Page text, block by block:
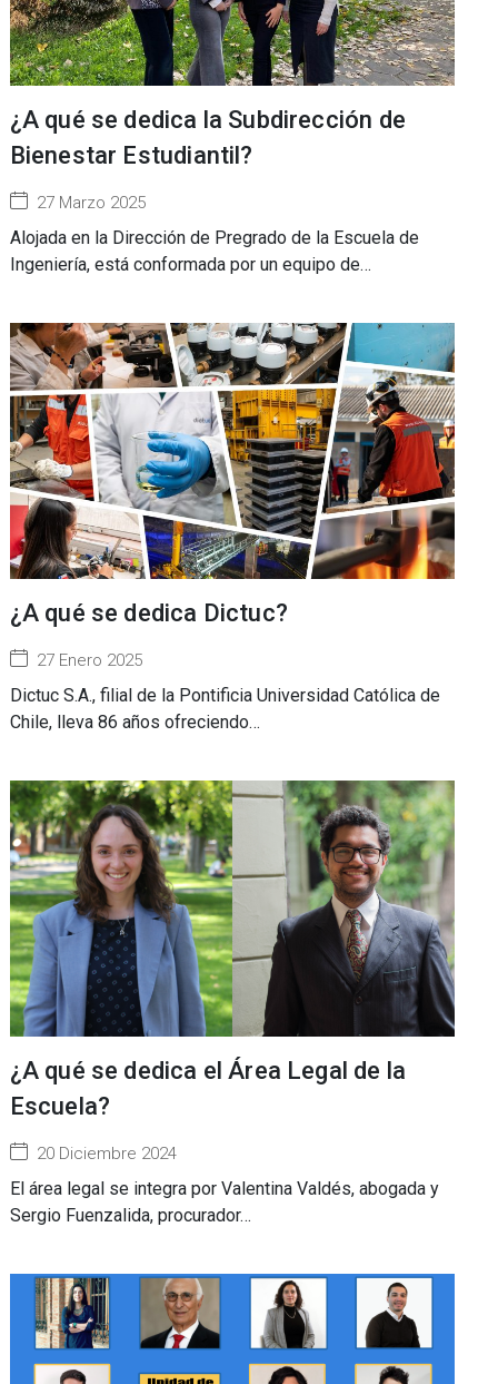
¿A qué se dedica la Subdirección de
Bienestar Estudiantil?
27 Marzo 2025
Alojada en la Dirección de Pregrado de la Escuela de
Ingeniería, está conformada por un equipo de…
¿A qué se dedica Dictuc?
27 Enero 2025
Dictuc S.A., filial de la Pontificia Universidad Católica de
Chile, lleva 86 años ofreciendo…
¿A qué se dedica el Área Legal de la
Escuela?
20 Diciembre 2024
El área legal se integra por Valentina Valdés, abogada y
Sergio Fuenzalida, procurador…